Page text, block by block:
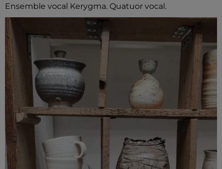
Ensemble vocal Kerygma. Quatuor vocal.